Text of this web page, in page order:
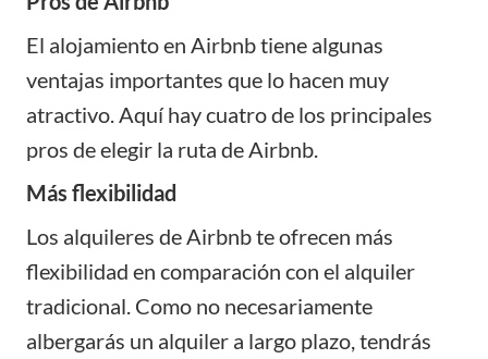
El alojamientoen Airbnb tiene algunas
ventajas importantes que lo hacen muy
atractivo. Aquí hay cuatro de los principales
pros de elegir la ruta de Airbnb.
Más flexibilidad
Los alquileres de Airbnb te ofrecen más
flexibilidad en comparación con el alquiler
tradicional. Como no necesariamente
albergarás un alquiler a largo plazo, tendrás